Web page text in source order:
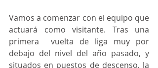
Vamos a comenzar con el equipo que
actuará como visitante. Tras una
primera  vuelta de liga muy por
debajo del nivel del año pasado, y
situados en puestos de descenso, la